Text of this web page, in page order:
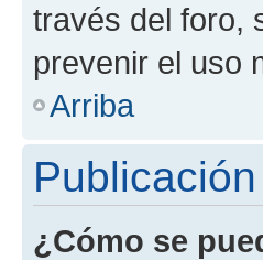
través del foro,
prevenir el uso
Arriba
¿Cómo se